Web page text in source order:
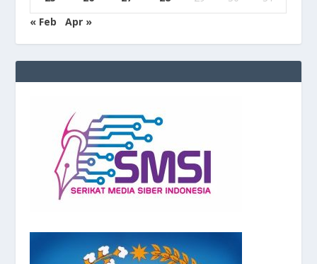
« Feb
Apr »